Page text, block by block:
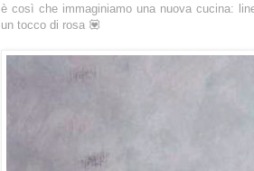
è così che immaginiamo una nuova cucina:
un tocco di rosa 💟